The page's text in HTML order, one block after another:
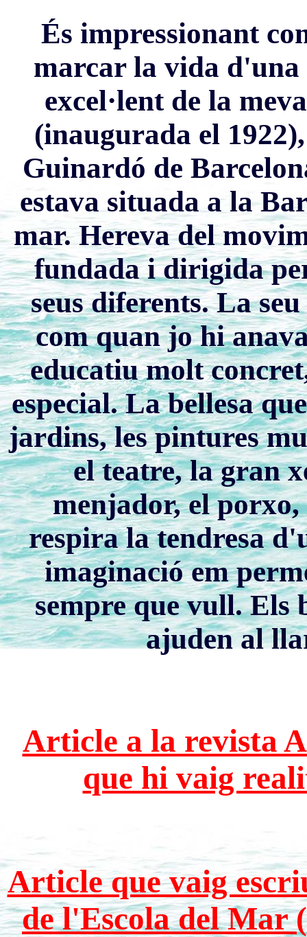
És impressionant
marcar la vida d'una
excel·lent de la
(inaugurada el
Guinardó de
estava situada a la
mar. Hereva del
fundada i dirigida
seus diferents. La
com quan jo hi
educatiu molt
especial. La bellesa
jardins, les pintures
el teatre, la gran
menjador, el
respira la tendresa
imaginació em
sempre que vull. Els
ajuden al
Article a la revista
que hi vaig
Article que vaig
de l'Escola del Mar